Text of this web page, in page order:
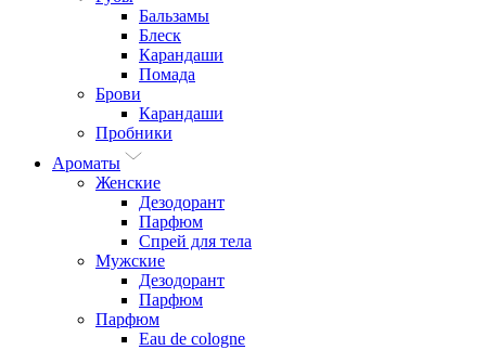
Бальзамы
Блеск
Карандаши
Помада
Брови
Карандаши
Пробники
Ароматы
Женские
Дезодорант
Парфюм
Спрей для тела
Мужские
Дезодорант
Парфюм
Парфюм
Eau de cologne